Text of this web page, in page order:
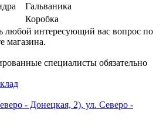
Гальваника
Коробка
любой интересующий вас вопрос по
магазина.
специалисты обязательно
- Донецкая, 2), ул. Северо -